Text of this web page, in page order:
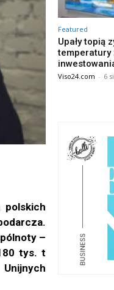
polskich
–
tys. t
Featured
Upały topią
temperatury
Viso24.com - 6